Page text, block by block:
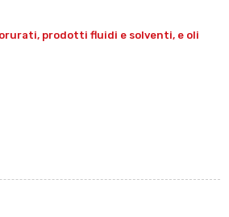
prodotti fluidi e solventi, e oli